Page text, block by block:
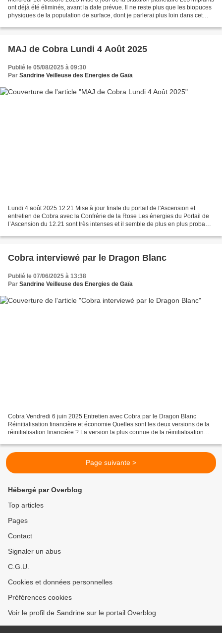
ont déjà été éliminés, avant la date prévue. Il ne reste plus que les biopuces
physiques de la population de surface, dont je parlerai plus loin dans cet
MAJ de Cobra Lundi 4 Août 2025
Publié le 05/08/2025 à 09:30
Par Sandrine Veilleuse des Energies de Gaïa
Lundi 4 août 2025 12:21 Mise à jour finale du portail de l'Ascension et
entretien de Cobra avec la Confrérie de la Rose Les énergies du Portail de
l’Ascension du 12.21 sont très intenses et il semble de plus en plus probable
Cobra interviewé par le Dragon Blanc
Publié le 07/06/2025 à 13:38
Par Sandrine Veilleuse des Energies de Gaïa
Cobra Vendredi 6 juin 2025 Entretien avec Cobra par le Dragon Blanc
Réinitialisation financière et économie Quelles sont les deux versions de la
réinitialisation financière ? La version la plus connue de la réinitialisation
Page suivante >
Hébergé par Overblog
Top articles
Pages
Contact
Signaler un abus
C.G.U.
Cookies et données personnelles
Préférences cookies
Voir le profil de Sandrine sur le portail Overblog